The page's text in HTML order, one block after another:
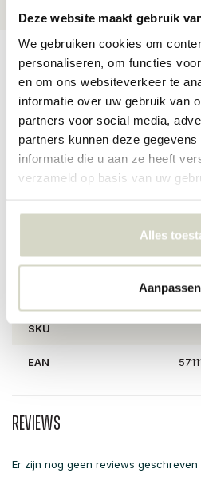
Deze website maakt gebruik
We gebruiken cookies om
personaliseren, om functies
en om ons websiteverkeer te
informatie over uw gebruik van
partners voor social media,
partners kunnen deze
informatie die u aan ze heeft
verzameld op basis van uw
Alles
Aanpassen
Productomschrijving
Hoe leuk is dit? Een poef in de vorm
Bloomingville Lue poef is gemaakt
Afmeting: D37xH30 cm
Maat:D37xH30 cm
Kleur: rood, wit
SKU
EAN
Reviews
Er zijn nog geen reviews